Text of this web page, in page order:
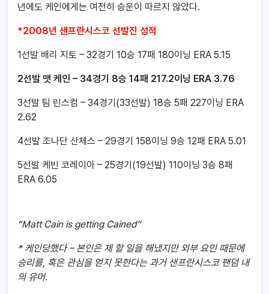
년에도 케인에게는 여전히 승운이 따르지 않았다.
*2008년 샌프란시스코 선발진 성적
1선발 배리 지토 – 32경기 10승 17패 180이닝 ERA 5.15
2선발 맷 케인 – 34경기 8승 14패 217.2이닝 ERA 3.76
3선발 팀 린스컴 – 34경기(33선발) 18승 5패 227이닝 ERA
2.62
4선발 조나단 산체스 – 29경기 158이닝 9승 12패 ERA 5.01
5선발 케빈 코레이아 – 25경기(19선발) 110이닝 3승 8패
ERA 6.05
“Matt Cain is getting Cained”
* 케인당했다 – 본인은 제 할 일을 해냈지만 외부 요인 때문에
승리를, 혹은 관심을 얻지 못한다는 과거 샌프란시스코 팬덤 내
의 유머.